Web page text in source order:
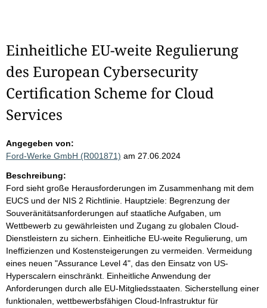
Einheitliche EU-weite Regulierung
des European Cybersecurity
Certification Scheme for Cloud
Services
Angegeben von:
Ford-Werke GmbH (R001871) am 27.06.2024
Beschreibung:
Ford sieht große Herausforderungen im Zusammenhang mit dem
EUCS und der NIS 2 Richtlinie. Hauptziele: Begrenzung der
Souveränitätsanforderungen auf staatliche Aufgaben, um
Wettbewerb zu gewährleisten und Zugang zu globalen Cloud-
Dienstleistern zu sichern. Einheitliche EU-weite Regulierung, um
Ineffizienzen und Kostensteigerungen zu vermeiden. Vermeidung
eines neuen "Assurance Level 4", das den Einsatz von US-
Hyperscalern einschränkt. Einheitliche Anwendung der
Anforderungen durch alle EU-Mitgliedsstaaten. Sicherstellung einer
funktionalen, wettbewerbsfähigen Cloud-Infrastruktur für